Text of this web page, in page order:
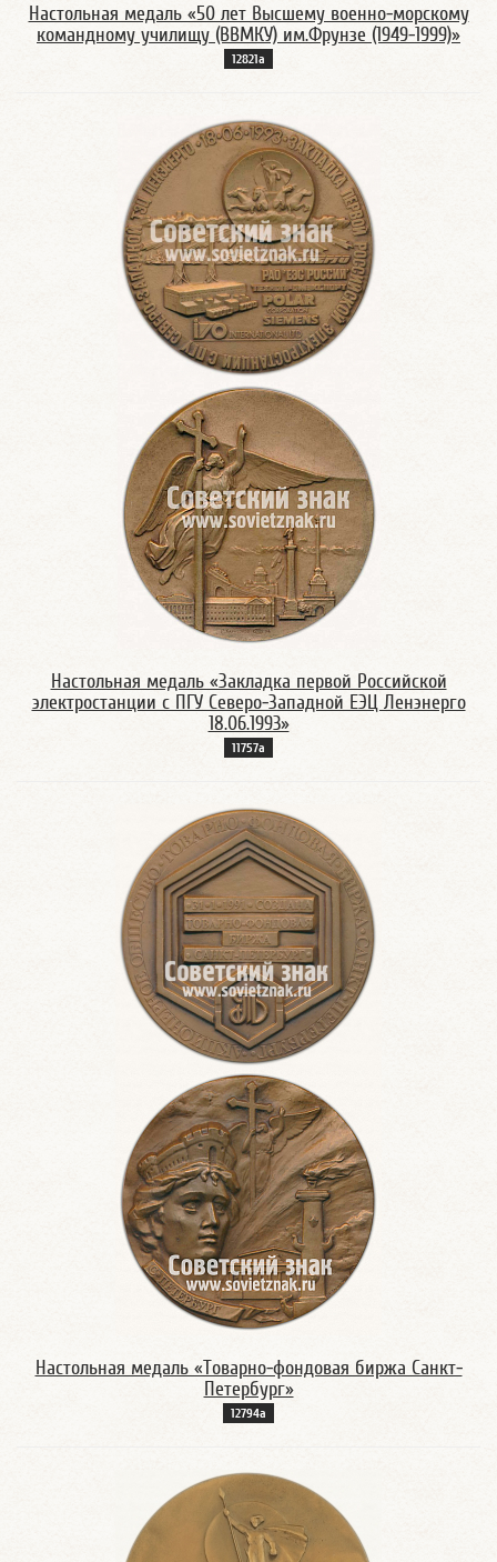
Настольная медаль «50 лет Высшему военно-морскому
командному училищу (ВВМКУ) им.Фрунзе (1949-1999)»
12821а
Настольная медаль «Закладка первой Российской
электростанции с ПГУ Северо-Западной ЕЭЦ Ленэнерго
18.06.1993»
11757а
Настольная медаль «Товарно-фондовая биржа Санкт-
Петербург»
12794а